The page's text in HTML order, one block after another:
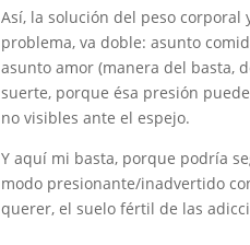
Así, la solución del peso
problema, va doble: asunto
asunto amor (manera del basta,
suerte, porque ésa presión
no visibles ante el espejo.
Y aquí mi basta, porque podría
modo presionante/inadvertido
querer, el suelo fértil de las